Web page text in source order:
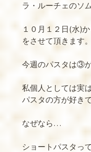
ラ・ルーチェのソ
１０月１２日(水)
をさせて頂きます。
今週のパスタは③
私個人としては実
パスタの方が好き
なぜなら…
ショートパスタっ